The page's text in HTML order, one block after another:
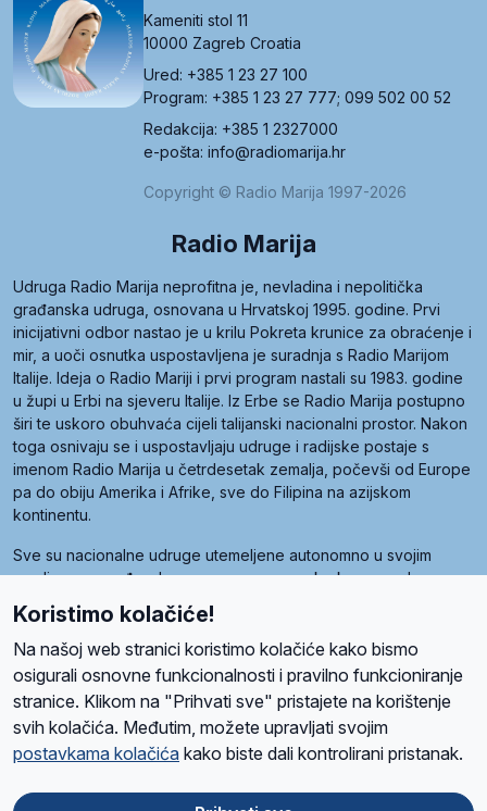
Kameniti stol 11
10000 Zagreb Croatia
Ured: +385 1 23 27 100
Program: +385 1 23 27 777; 099 502 00 52
Redakcija: +385 1 2327000
e-pošta: info@radiomarija.hr
Copyright © Radio Marija 1997-2026
Radio Marija
Udruga Radio Marija neprofitna je, nevladina i nepolitička
građanska udruga, osnovana u Hrvatskoj 1995. godine. Prvi
inicijativni odbor nastao je u krilu Pokreta krunice za obraćenje i
mir, a uoči osnutka uspostavljena je suradnja s Radio Marijom
Italije. Ideja o Radio Mariji i prvi program nastali su 1983. godine
u župi u Erbi na sjeveru Italije. Iz Erbe se Radio Marija postupno
širi te uskoro obuhvaća cijeli talijanski nacionalni prostor. Nakon
toga osnivaju se i uspostavljaju udruge i radijske postaje s
imenom Radio Marija u četrdesetak zemalja, počevši od Europe
pa do obiju Amerika i Afrike, sve do Filipina na azijskom
kontinentu.
Sve su nacionalne udruge utemeljene autonomno u svojim
zemljama, a međusobna su povezane preko krovne udruge
pod nazivom Svjetska obitelj Radio Marije (World Family of
Radio Maria). Svjetsku obitelj utemeljilo je sedam članica, među
kojima je i hrvatska Udruga Radio Marija.
O namaRadio ProgramVolonteriPrijateljiKontaktPravila privatnosti
Ova stranica je zaštićena Google reCAPTCHA sustavom
Koristimo kolačiće!
Na našoj web stranici koristimo kolačiće kako bismo
osigurali osnovne funkcionalnosti i pravilno funkcioniranje
stranice. Klikom na "Prihvati sve" pristajete na korištenje
svih kolačića. Međutim, možete upravljati svojim
postavkama kolačića kako biste dali kontrolirani pristanak.